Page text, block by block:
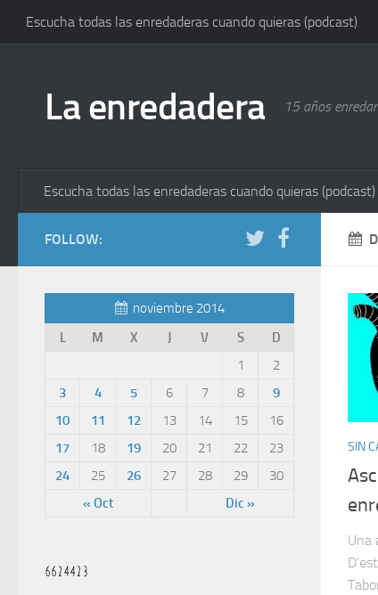
Escucha todas las enredaderas cuando quieras (podcast)
La enredadera 15 años
Escucha todas las enredaderas cuando quieras (podcast)
SIN
Una
FOLLOW:
noviembre 2014
L
M X J V S D
« Oct Dic »
1
2
3
4 5 6 7 8
9
10
11 12 13 14 15
16
17
18 19 20 21 22
23
24
25 26 27 28 29 30